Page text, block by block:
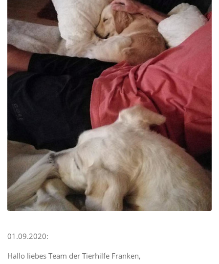
01.09.2020:
Hallo liebes Team der Tierhilfe Franken,